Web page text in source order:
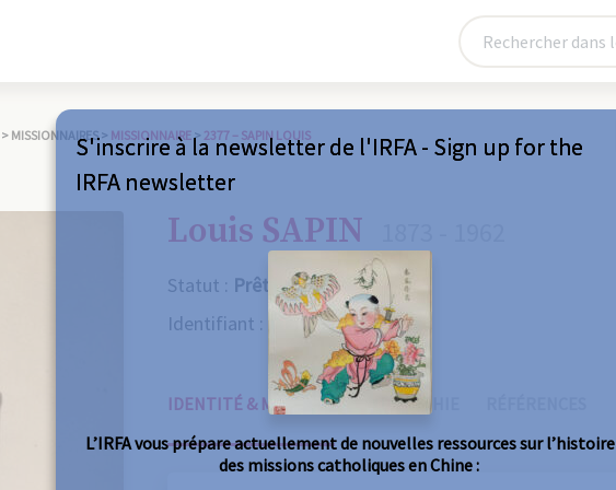
> MISSIONNAIRES > MISSIONNAIRE> 2377 – SAPIN LOUIS
Louis SAPIN
Statut : Prêtre
Identifiant : 2377
IDENTITÉ & MISSIONS BIOGRAPHIE
S'inscrire à la newsletter de l'IRFA - Sign up for the
IRFA newsletter
L’IRFA vous prépare actuellement de nouvelles ressources sur l’histoire
des missions catholiques en Chine :